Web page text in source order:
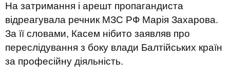
На затримання і арешт пропагандиста
відреагувала речник МЗС РФ Марія Захарова.
За її словами, Касем нібито заявляв про
переслідування з боку влади Балтійських країн
за професійну діяльність.